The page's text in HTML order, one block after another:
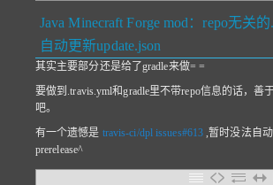
Java Minecraft Forge mod：repo无关
自动更新update.json
其实主要部分还是给了gradle来做= =
要做到.travis.yml和gradle里不带repo信息的话，善
吧。
有一个遗憾是 travis-ci/dpl issues#613 ,暂时没法自
prerelease^